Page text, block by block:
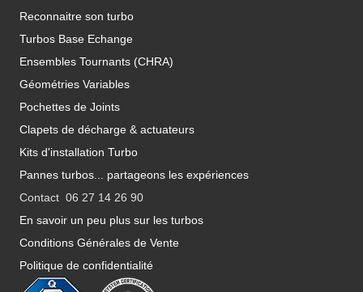
Reconnaitre son turbo
Turbos Base Echange
Ensembles Tournants (CHRA)
Géométries Variables
Pochettes de Joints
Clapets de décharge & actuateurs
Kits d'installation Turbo
Pannes turbos... partageons les expériences
Contact 06 27 14 26 90
En savoir un peu plus sur les turbos
Conditions Générales de Vente
Politique de confidentialité